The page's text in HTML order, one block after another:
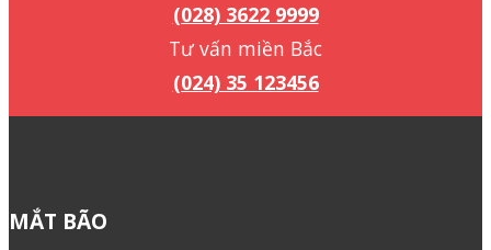
(028) 3622 9999
Tư vấn miền Bắc
(024) 35 123456
MẮT BÃO